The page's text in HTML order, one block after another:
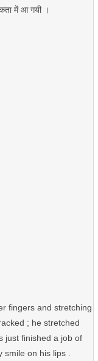
में आ गयी ।
fingers and stretching
; he stretched
just finished a job of
on his lips .